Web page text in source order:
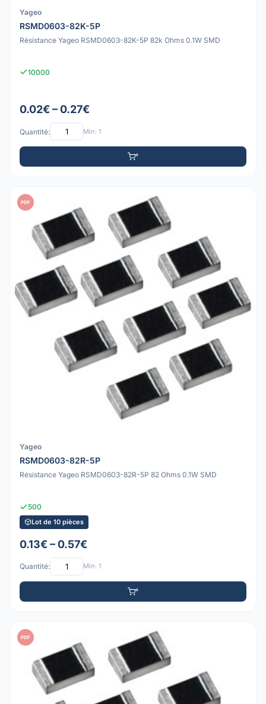
Yageo
RSMD0603-82K-5P
Résistance Yageo RSMD0603-82K-5P 82k Ohms 0.1W SMD
10000
0.02€ – 0.27€
Quantité: Min: 1
PDF
Yageo
RSMD0603-82R-5P
Résistance Yageo RSMD0603-82R-5P 82 Ohms 0.1W SMD
500
Lot de 10 pièces
0.13€ – 0.57€
Quantité: Min: 1
PDF